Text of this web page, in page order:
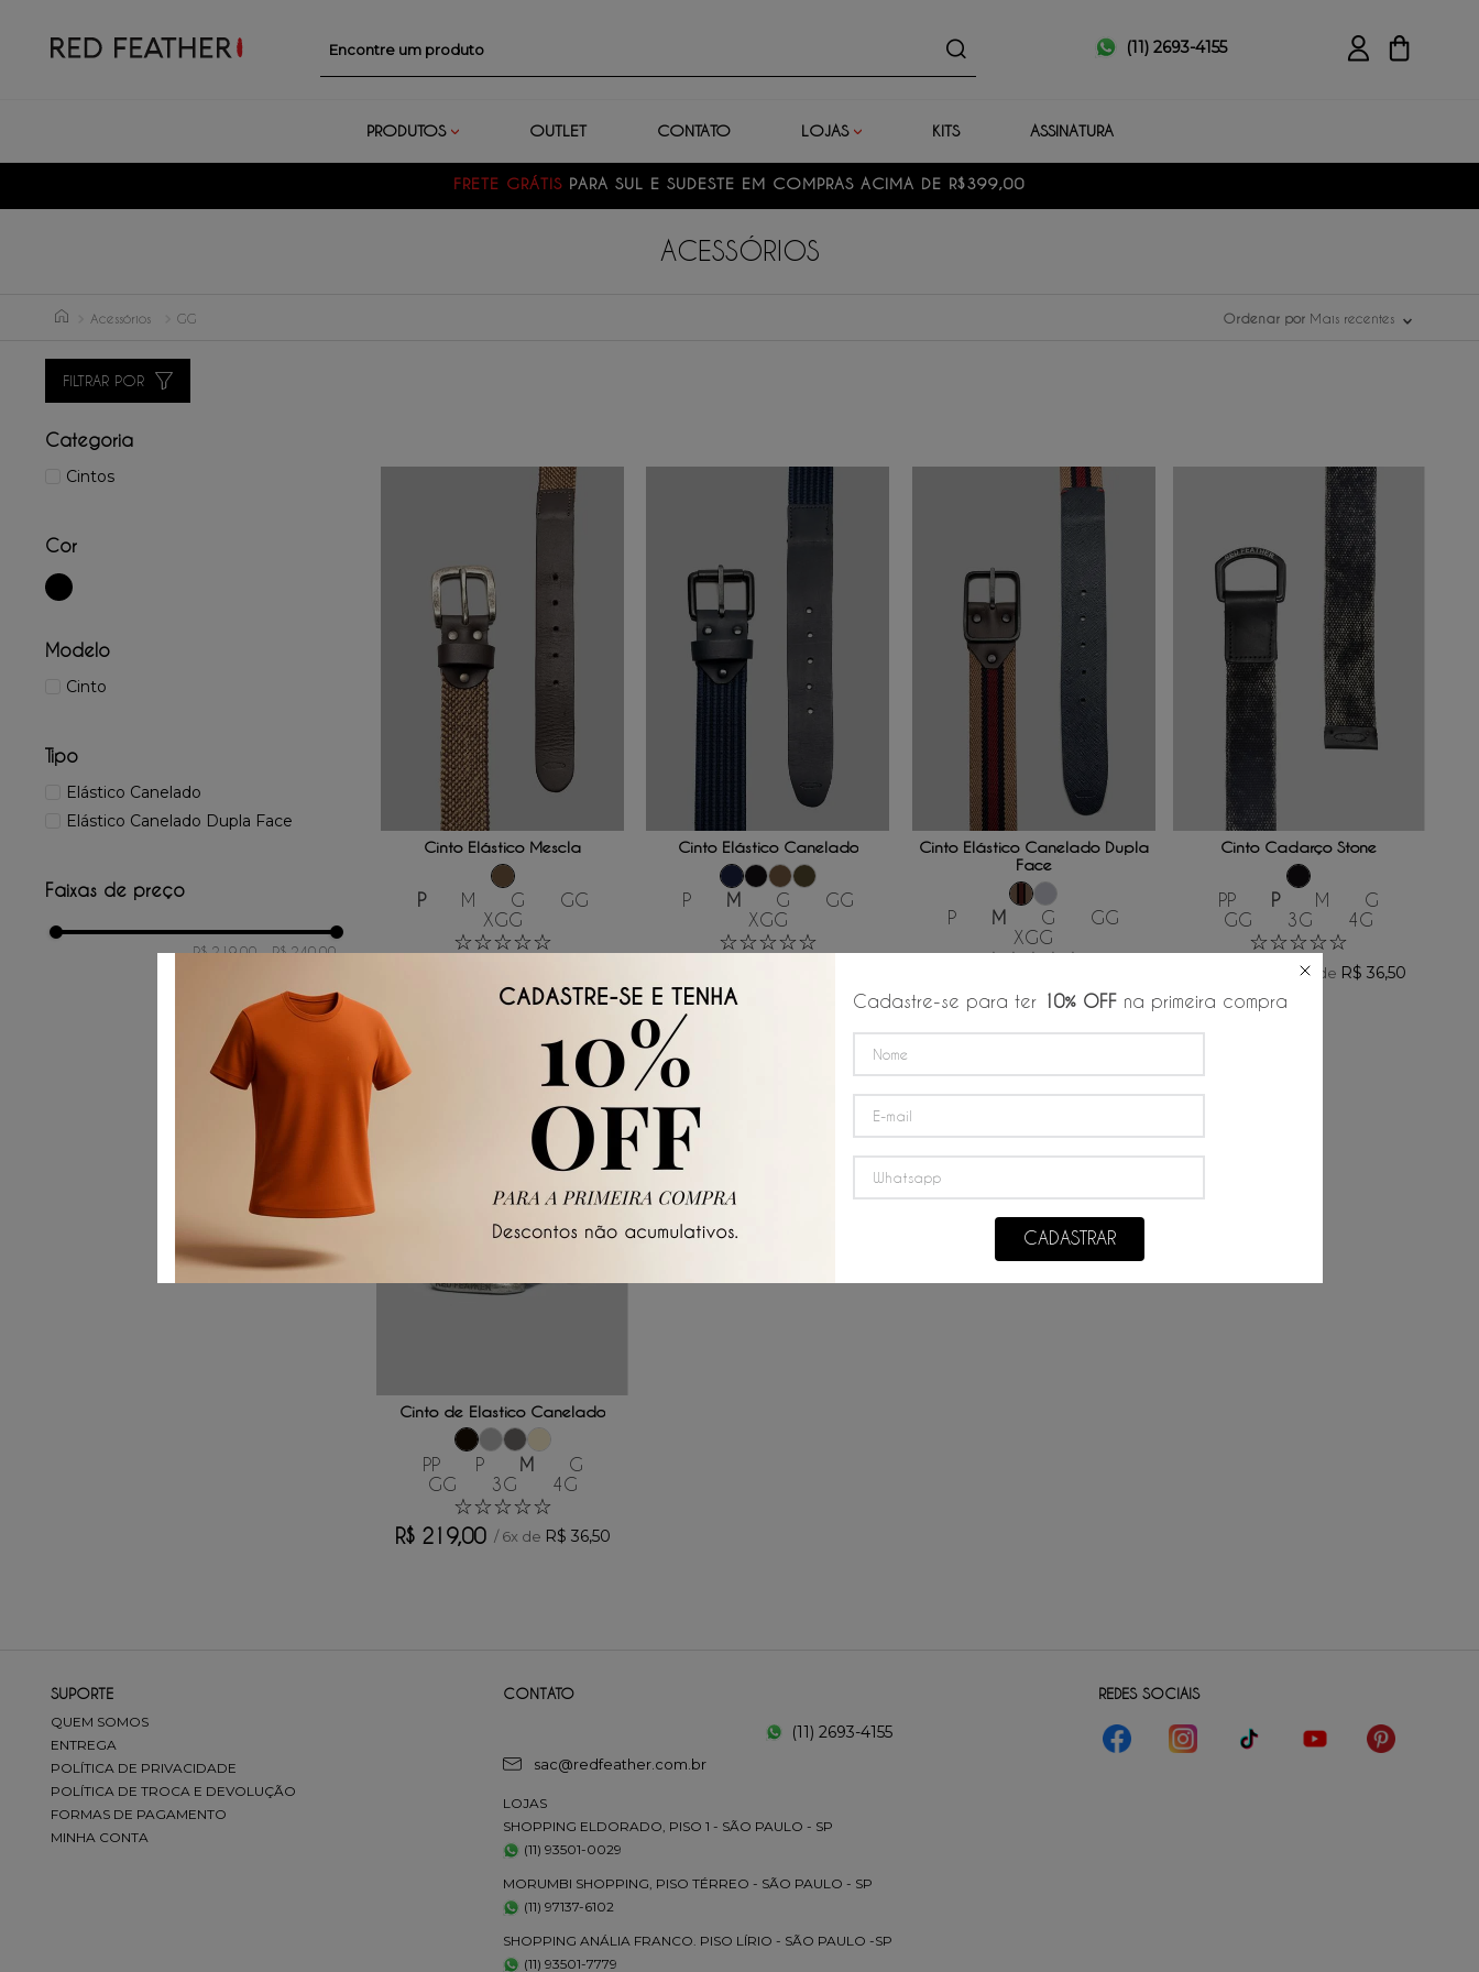
(11) 2693-4155
PRODUTOS OUTLET CONTATO LOJAS KITS ASSINATURA
PARA SUL E SUDESTE EM COMPRAS ACIMA DE R$399,00
ACESSÓRIOS
Acessórios GG Ordenar por Mais recentes
FILTRAR POR
Categoria
Cintos
Cor
Modelo
Cinto
Tipo
Elástico Canelado
Elástico Canelado Dupla Face
Faixas de preço
R$ 219,00 – R$ 240,00
ADICIONAR AO CARRINHO
Cinto Elástico Mescla
P M G
GG
XGG
☆☆☆☆☆
ADICIONAR AO CARRINHO
Cinto Elástico Canelado
P M G
GG
XGG
☆☆☆☆☆
ADICIONAR AO CARRINHO
Cinto Elástico Canelado Dupla
Face
P M G
GG
XGG
☆☆☆☆☆
x de R$ 39
ADICIONAR AO CARRINHO
Cinto Cadarço Stone
PP P M
G
GG
3G 4G
☆☆☆☆☆
6x de R$ 36,50
Cinto de Elastico Canelado
PP P M
G
GG
3G 4G
☆☆☆☆☆
R$ 219,00 /6x de R$ 36,50
SUPORTE
QUEM SOMOS
ENTREGA
POLÍTICA DE PRIVACIDADE
POLÍTICA DE TROCA E DEVOLUÇÃO
FORMAS DE PAGAMENTO
MINHA CONTA
CONTATO
(11) 2693-4155
sac@redfeather.com.br
LOJAS
SHOPPING ELDORADO, PISO 1 - SÃO PAULO - SP
(11) 93501-0029
MORUMBI SHOPPING, PISO TÉRREO - SÃO PAULO - SP
(11) 97137-6102
SHOPPING ANÁLIA FRANCO. PISO LÍRIO - SÃO PAULO -SP
(11) 93501-7779
REDES SOCIAIS
Cadastre-se para ter 10% OFFna primeira compra
CADASTRAR